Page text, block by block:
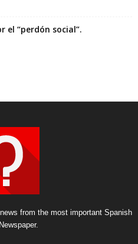
el “perdón social”.
from the most important Spanish